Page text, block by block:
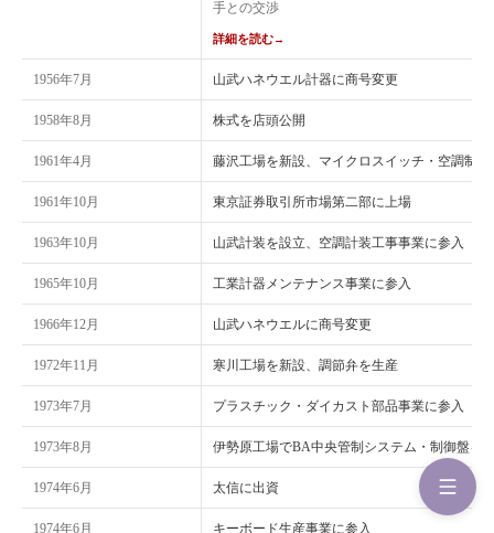
手との交渉
詳細を読む→
1956年7月 山武ハネウエル計器に商号変更
1958年8月 株式を店頭公開
1961年4月 藤沢工場を新設、マイクロスイッチ・空調制
1961年10月 東京証券取引所市場第二部に上場
1963年10月 山武計装を設立、空調計装工事事業に参入
1965年10月 工業計器メンテナンス事業に参入
1966年12月 山武ハネウエルに商号変更
1972年11月 寒川工場を新設、調節弁を生産
1973年7月 プラスチック・ダイカスト部品事業に参入
1973年8月 伊勢原工場でBA中央管制システム・制御盤を
1974年6月 太信に出資
1974年6月 キーボード生産事業に参入